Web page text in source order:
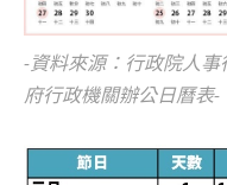
-資料來源：行政院人
府行政機關辦公日曆表-